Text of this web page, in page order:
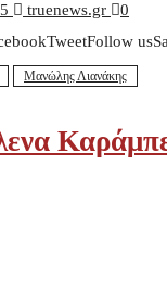
truenews.gr
0
Μανώλης Λιανάκης